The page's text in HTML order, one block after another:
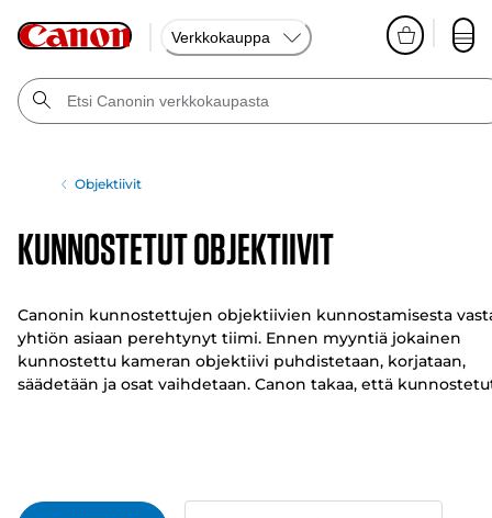
Verkkokauppa
Objektiivit
Kunnostetut objektiivit
Canonin kunnostettujen objektiivien kunnostamisesta
yhtiön asiaan perehtynyt tiimi. Ennen myyntiä jokainen
kunnostettu kameran objektiivi puhdistetaan, korjataan,
säädetään ja osat vaihdetaan. Canon takaa, että